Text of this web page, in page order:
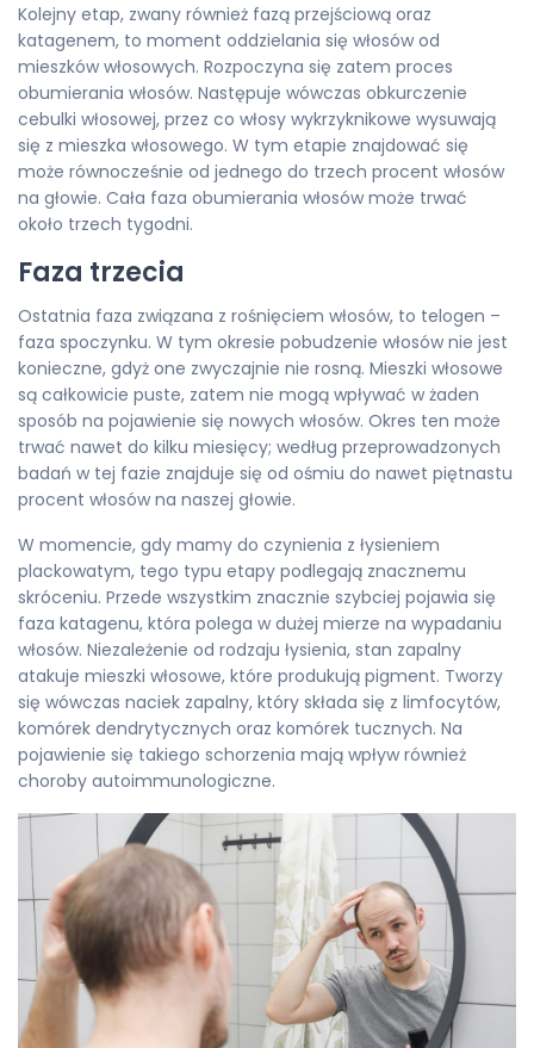
Kolejny etap, zwany również fazą przejściową oraz
katagenem, to moment oddzielania się włosów od
mieszków włosowych. Rozpoczyna się zatem proces
obumierania włosów. Następuje wówczas obkurczenie
cebulki włosowej, przez co włosy wykrzyknikowe wysuwają
się z mieszka włosowego. W tym etapie znajdować się
może równocześnie od jednego do trzech procent włosów
na głowie. Cała faza obumierania włosów może trwać
około trzech tygodni.
Faza trzecia
Ostatnia faza związana z rośnięciem włosów, to telogen –
faza spoczynku. W tym okresie pobudzenie włosów nie jest
konieczne, gdyż one zwyczajnie nie rosną. Mieszki włosowe
są całkowicie puste, zatem nie mogą wpływać w żaden
sposób na pojawienie się nowych włosów. Okres ten może
trwać nawet do kilku miesięcy; według przeprowadzonych
badań w tej fazie znajduje się od ośmiu do nawet piętnastu
procent włosów na naszej głowie.
W momencie, gdy mamy do czynienia z łysieniem
plackowatym, tego typu etapy podlegają znacznemu
skróceniu. Przede wszystkim znacznie szybciej pojawia się
faza katagenu, która polega w dużej mierze na wypadaniu
włosów. Niezależenie od rodzaju łysienia, stan zapalny
atakuje mieszki włosowe, które produkują pigment. Tworzy
się wówczas naciek zapalny, który składa się z limfocytów,
komórek dendrytycznych oraz komórek tucznych. Na
pojawienie się takiego schorzenia mają wpływ również
choroby autoimmunologiczne.